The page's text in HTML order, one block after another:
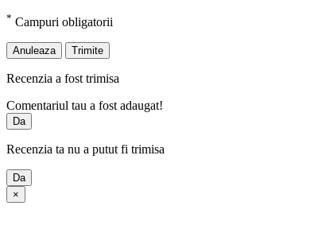
* Campuri obligatorii
Anuleaza Trimite
Recenzia a fost trimisa
Comentariul tau a fost adaugat!
Da
Recenzia ta nu a putut fi trimisa
Da
×